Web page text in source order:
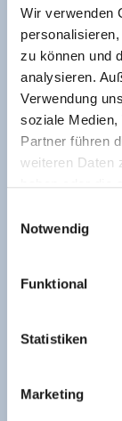
Wir verwenden
zu können und
analysieren.
Verwendung
soziale Medien,
Partner führen
weiteren Daten
haben oder die
Rohr 23// A-
Notwendig
Funktional
Statistiken
Marketing